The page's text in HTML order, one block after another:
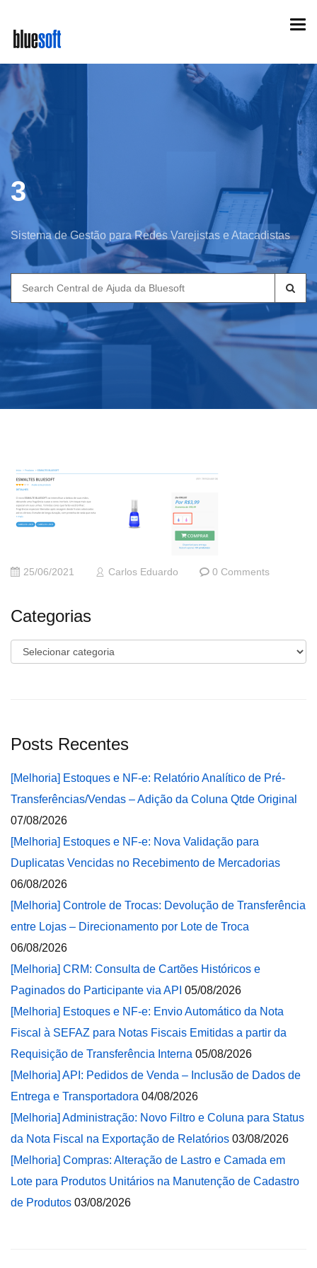
main
content
3
Sistema de Gestão para Redes Varejistas e Atacadistas
Search
for:
25/06/2021 Carlos Eduardo 0 Comments
Categorias
Categorias
Posts Recentes
[Melhoria] Estoques e NF-e: Relatório Analítico de Pré-
Transferências/Vendas – Adição da Coluna Qtde Original
07/08/2026
[Melhoria] Estoques e NF-e: Nova Validação para
Duplicatas Vencidas no Recebimento de Mercadorias
06/08/2026
[Melhoria] Controle de Trocas: Devolução de Transferência
entre Lojas – Direcionamento por Lote de Troca
06/08/2026
[Melhoria] CRM: Consulta de Cartões Históricos e
Paginados do Participante via API 05/08/2026
[Melhoria] Estoques e NF-e: Envio Automático da Nota
Fiscal à SEFAZ para Notas Fiscais Emitidas a partir da
Requisição de Transferência Interna 05/08/2026
[Melhoria] API: Pedidos de Venda – Inclusão de Dados de
Entrega e Transportadora 04/08/2026
[Melhoria] Administração: Novo Filtro e Coluna para Status
da Nota Fiscal na Exportação de Relatórios 03/08/2026
[Melhoria] Compras: Alteração de Lastro e Camada em
Lote para Produtos Unitários na Manutenção de Cadastro
de Produtos 03/08/2026